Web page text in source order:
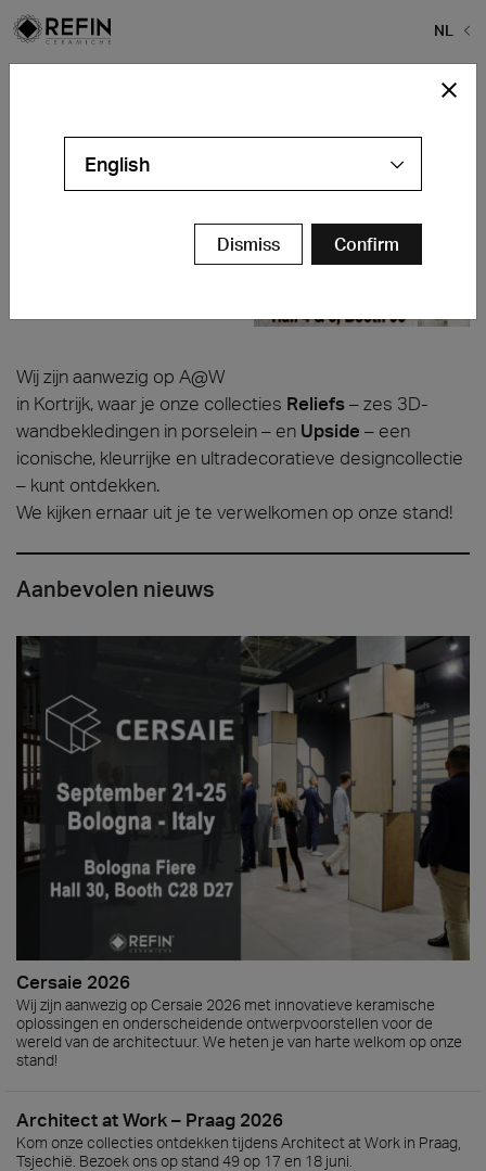
NL
Kortrijk Xpo
Wij zijn aanwezig op A@W
in Kortrijk, waar je onze collecties Reliefs– zes 3D-
wandbekledingen in porselein – en Upside – een
iconische, kleurrijke en ultradecoratieve designcollectie
– kunt ontdekken.
We kijken ernaar uit je te verwelkomen op onze stand!
Aanbevolen nieuws
Cersaie 2026
Wij zijn aanwezig op Cersaie 2026 met innovatieve keramische
oplossingen en onderscheidende ontwerpvoorstellen voor de
wereld van de architectuur. We heten je van harte welkom op onze
stand!
Architect at Work – Praag 2026
Kom onze collecties ontdekken tijdens Architect at Work in Praag,
Tsjechië. Bezoek ons op stand 49 op 17 en 18 juni.
English
Dismiss Confirm